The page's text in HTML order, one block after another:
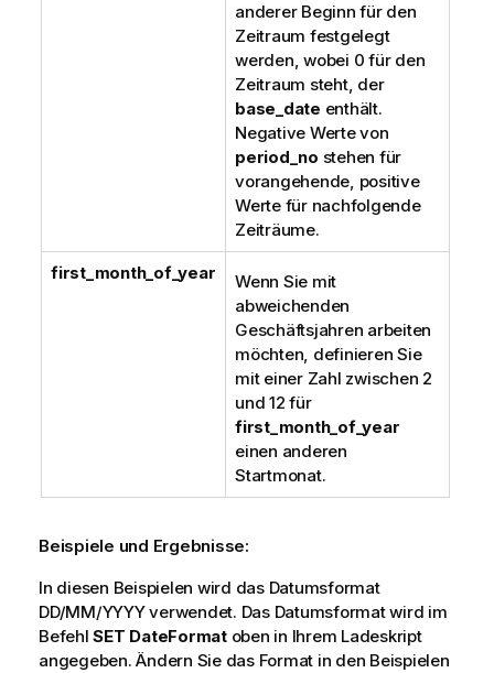
anderer Beginn für den
Zeitraum festgelegt
werden, wobei 0 für den
Zeitraum steht, der
base_date enthält.
Negative Werte von
period_no stehen für
vorangehende, positive
Werte für nachfolgende
Zeiträume.
first_month_of_year
Wenn Sie mit
abweichenden
Geschäftsjahren arbeiten
möchten, definieren Sie
mit einer Zahl zwischen 2
und 12 für
first_month_of_year
einen anderen
Startmonat.
Beispiele und Ergebnisse:
In diesen Beispielen wird das Datumsformat
DD/MM/YYYY verwendet. Das Datumsformat wird im
BefehlSET DateFormatoben in Ihrem Ladeskript
angegeben. Ändern Sie das Format in den Beispielen